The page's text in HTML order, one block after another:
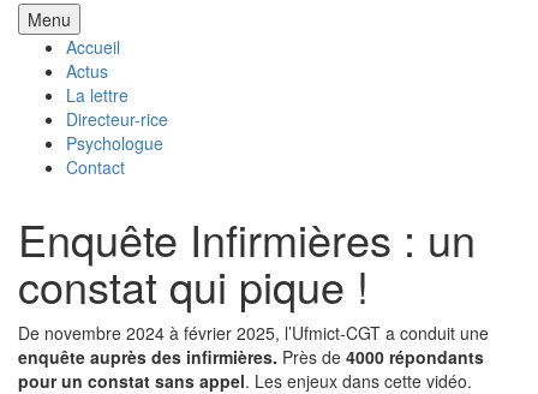
Menu
Accueil
Actus
La lettre
Directeur-rice
Psychologue
Contact
Enquête Infirmières : un
constat qui pique !
De novembre 2024 à février 2025, l’Ufmict-CGT a conduit une
enquête auprès des infirmières. Près de 4000 répondants
pour un constat sans appel. Les enjeux dans cette vidéo.